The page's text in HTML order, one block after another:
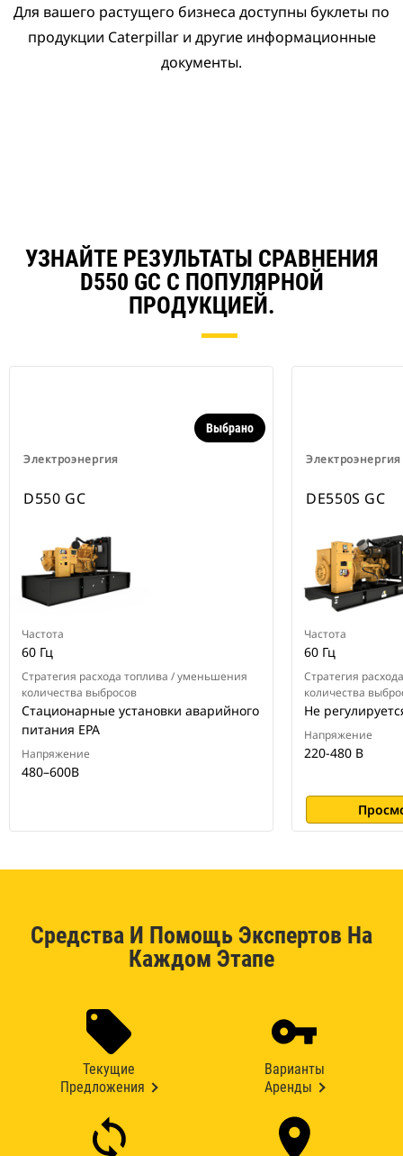
Для вашего растущего бизнеса доступны буклеты по
продукции Caterpillar и другие информационные
документы.
УЗНАЙТЕ РЕЗУЛЬТАТЫ СРАВНЕНИЯ
D550 GC С ПОПУЛЯРНОЙ
ПРОДУКЦИЕЙ.
Электроэнергия
Выбрано
D550 GC
Частота
60 Гц
Стратегия расхода топлива / уменьшения
количества выбросов
Стационарные установки аварийного
питания EPA
Напряжение
480–600В
Электроэнергия
DE550S GC
Частота
60 Гц
Стратегия
количества
Не
Напряжение
220-480 В
Средства И Помощь Экспертов На
Каждом Этапе
Текущие
Предложения
Варианты
Аренды